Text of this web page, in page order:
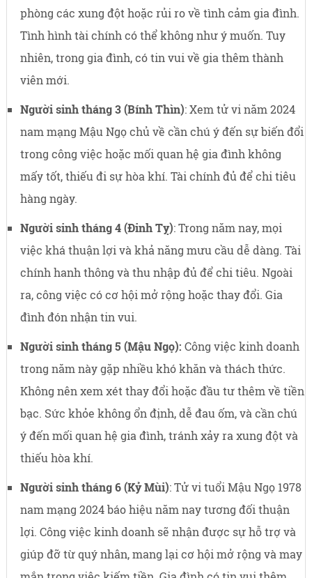
phòng các xung đột hoặc rủi ro về tình cảm gia đình.
Tình hình tài chính có thể không như ý muốn. Tuy
nhiên, trong gia đình, có tin vui về gia thêm thành
viên mới.
Người sinh tháng 3 (Bính Thìn): Xem tử vi năm 2024
nam mạng Mậu Ngọ chủ về cần chú ý đến sự biến đổi
trong công việc hoặc mối quan hệ gia đình không
mấy tốt, thiếu đi sự hòa khí. Tài chính đủ để chi tiêu
hàng ngày.
Người sinh tháng 4 (Đinh Tỵ): Trong năm nay, mọi
việc khá thuận lợi và khả năng mưu cầu dễ dàng. Tài
chính hanh thông và thu nhập đủ để chi tiêu. Ngoài
ra, công việc có cơ hội mở rộng hoặc thay đổi. Gia
đình đón nhận tin vui.
Người sinh tháng 5 (Mậu Ngọ): Công việc kinh doanh
trong năm này gặp nhiều khó khăn và thách thức.
Không nên xem xét thay đổi hoặc đầu tư thêm về tiền
bạc. Sức khỏe không ổn định, dễ đau ốm, và cần chú
ý đến mối quan hệ gia đình, tránh xảy ra xung đột và
thiếu hòa khí.
Người sinh tháng 6 (Kỷ Mùi): Tử vi tuổi Mậu Ngọ 1978
nam mạng 2024 báo hiệu năm nay tương đối thuận
lợi. Công việc kinh doanh sẽ nhận được sự hỗ trợ và
giúp đỡ từ quý nhân, mang lại cơ hội mở rộng và may